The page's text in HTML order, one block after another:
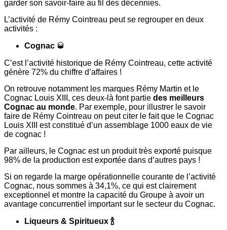
garder son savoir-faire au fil des décennies.
L’activité de Rémy Cointreau peut se regrouper en deux
activités :
Cognac 🥃
C’est l’activité historique de Rémy Cointreau, cette activité
génère 72% du сhiffre d’affaires !
On retrouve notamment les marques Rémy Martin et le
Cognac Louis XIII, ces deux-là font partie des meilleurs
Cognac au monde. Par exemple, pour illustrer le savoir
faire de Rémy Cointreau on peut citer le fait que le Cognac
Louis XIII est constitué d’un assemblage 1000 eaux de vie
de cognac !
Par ailleurs, le Cognac est un produit très exporté puisque
98% de la production est exportée dans d’autres pays !
Si on regarde la marge opérationnelle courante de l’activité
Cognac, nous sommes à 34,1%, ce qui est clairement
exceptionnel et montre la capacité du Groupe à avoir un
avantage concurrentiel important sur le secteur du Cognac.
Liqueurs & Spiritueux 🍾